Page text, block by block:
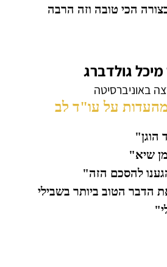
הכי טובה וזה הרבה
גולדברג
באוניברסיטה
על עו"ד לב
שיא"
להסכם הזה"
הדבר הטוב ביותר בשבילי